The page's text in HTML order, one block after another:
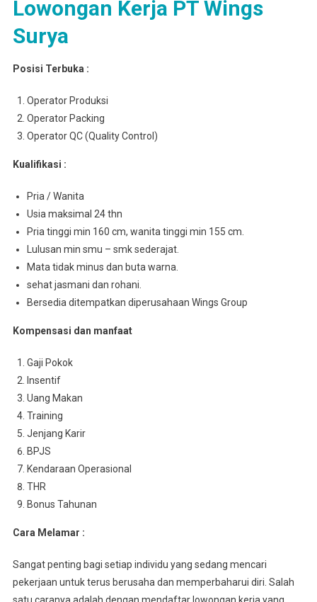
Lowongan Kerja PT Wings
Surya
Posisi Terbuka :
Operator Produksi
Operator Packing
Operator QC (Quality Control)
Kualifikasi :
Pria / Wanita
Usia maksimal 24 thn
Pria tinggi min 160 cm, wanita tinggi min 155 cm.
Lulusan min smu – smk sederajat.
Mata tidak minus dan buta warna.
sehat jasmani dan rohani.
Bersedia ditempatkan diperusahaan Wings Group
Kompensasi dan manfaat
Gaji Pokok
Insentif
Uang Makan
Training
Jenjang Karir
BPJS
Kendaraan Operasional
THR
Bonus Tahunan
Cara Melamar :
Sangat penting bagi setiap individu yang sedang mencari
pekerjaan untuk terus berusaha dan memperbaharui diri. Salah